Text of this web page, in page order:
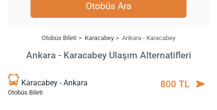
Otobüs Ara
Otobüs Bileti Karacabey Ankara - Karacabey
Ankara - Karacabey Ulaşım Alternatifleri
Karacabey - Ankara
Otobüs Bileti
800 TL